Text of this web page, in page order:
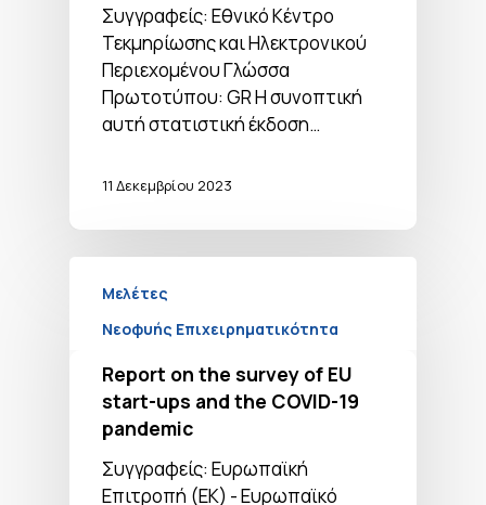
Συγγραφείς: Εθνικό Κέντρο
Τεκμηρίωσης και Ηλεκτρονικού
Περιεχομένου Γλώσσα
Πρωτοτύπου: GR Η συνοπτική
αυτή στατιστική έκδοση…
11 Δεκεμβρίου 2023
Μελέτες
Νεοφυής Επιχειρηματικότητα
Report on the survey of EU
start-ups and the COVID-19
pandemic
Συγγραφείς: Ευρωπαϊκή
Επιτροπή (ΕΚ) - Ευρωπαϊκό